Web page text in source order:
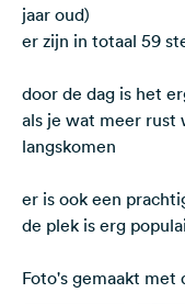
jaar oud)
er zijn in totaal 59
door de dag is het
als je wat meer rust
langskomen
er is ook een
de plek is erg
Foto's gemaakt met